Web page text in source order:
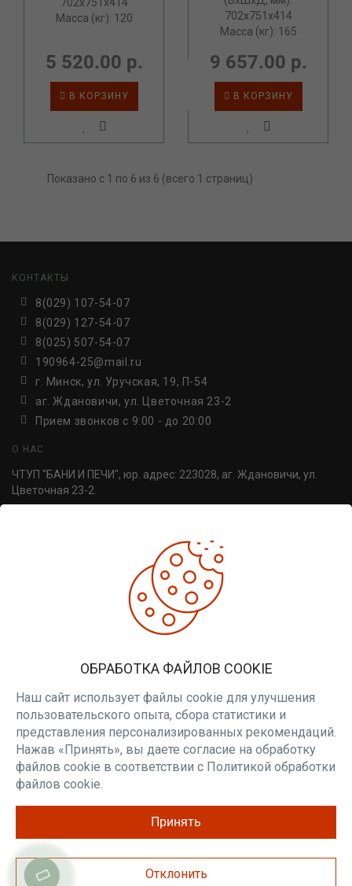
Масса (кг): 120
5 520.00 р.
В КОРЗИНУ
702x751x414
Масса (кг): 165
9 657.00 р.
В КОРЗИНУ
Показано с 1 по 6 из 6 (всего 1 страниц)
КОНТАКТЫ
8(029) 107-54-07
8(029) 127-54-07
8(025) 507-54-07
190964-25@mail.ru
г. Минск, ул. Уручская, 19, П-54
аг. Ждановичи, ул. Цветочная 23-2
Прием звонков c 9:00 - до 20:00
О НАС
ЧТУП "БАНИ И ПЕЧИ", юр. адрес: 223028, аг. Ждановичи, ул.
Цветочная 23-2.
Личный кабинет
Вакансии
Будьте в курсе наших акций и новостей
ПОДПИСАТЬСЯ
Разработка и продвижение cweb, 2026
ОБРАБОТКА ФАЙЛОВ COOKIE
Наш сайт использует файлы cookie для улучшения
пользовательского опыта, сбора статистики и
представления персонализированных рекомендаций.
Нажав «Принять», вы даете согласие на обработку
файлов cookie в соответствии с Политикой обработки
файлов cookie.
Отклонить
Принять